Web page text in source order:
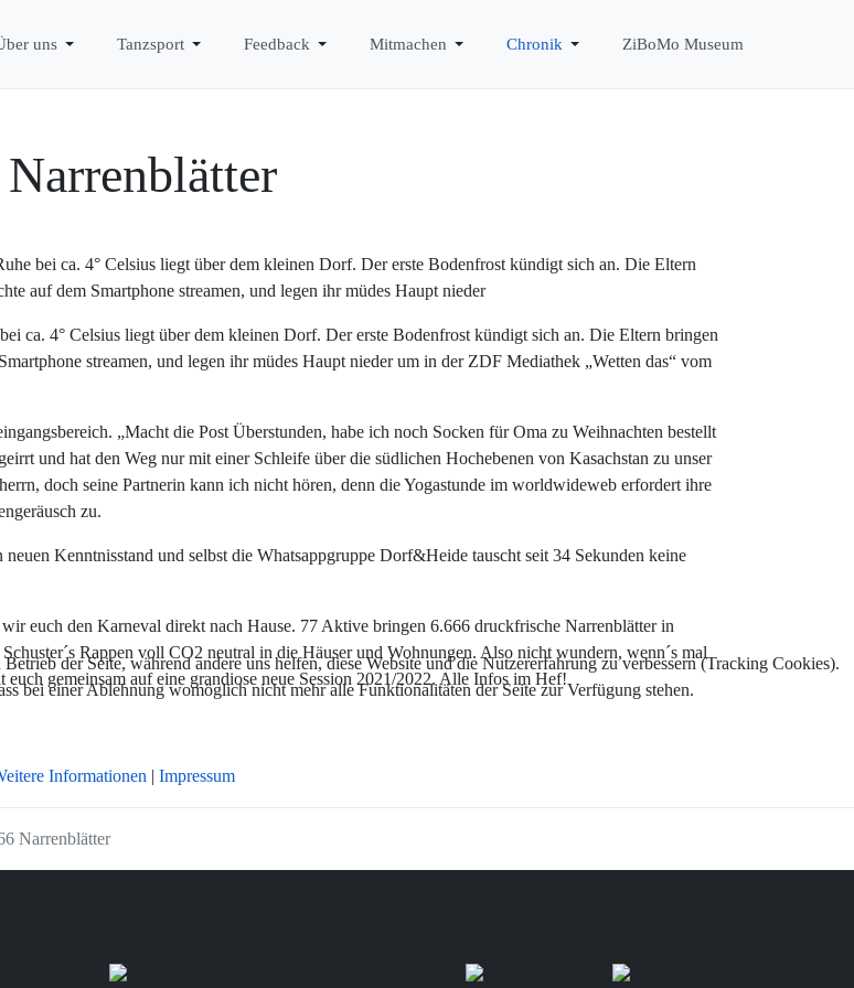
uns Tanzsport Feedback Mitmachen Chronik ZiBoMo Museum
bei ca. 4° Celsius liegt über dem kleinen Dorf. Der erste Bodenfrost kündigt sich an. Die Eltern
auf dem Smartphone streamen, und legen ihr müdes Haupt nieder
ca. 4° Celsius liegt über dem kleinen Dorf. Der erste Bodenfrost kündigt sich an. Die Eltern bringen
streamen, und legen ihr müdes Haupt nieder um in der ZDF Mediathek „Wetten das“ vom
„Macht die Post Überstunden, habe ich noch Socken für Oma zu Weihnachten bestellt
und hat den Weg nur mit einer Schleife über die südlichen Hochebenen von Kasachstan zu unser
doch seine Partnerin kann ich nicht hören, denn die Yogastunde im worldwideweb erfordert ihre
zu.
Kenntnisstand und selbst die Whatsappgruppe Dorf&Heide tauscht seit 34 Sekunden keine
euch den Karneval direkt nach Hause. 77 Aktive bringen 6.666 druckfrische Narrenblätter in
Rappen voll CO2 neutral in die Häuser und Wohnungen. Also nicht wundern, wenn´s mal
gemeinsam auf eine grandiose neue Session 2021/2022. Alle Infos im Hef!
Narrenblätter
der Seite, während andere uns helfen, diese Website und die Nutzererfahrung zu verbessern (Tracking Cookies).
bei einer Ablehnung womöglich nicht mehr alle Funktionalitäten der Seite zur Verfügung stehen.
Informationen | Impressum